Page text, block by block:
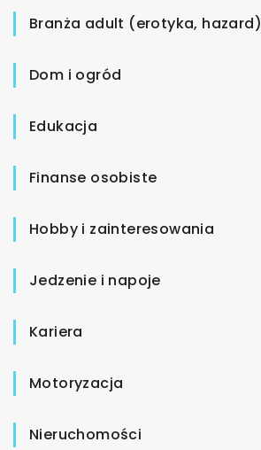
Branża adult (erotyka, hazard)
Dom i ogród
Edukacja
Finanse osobiste
Hobby i zainteresowania
Jedzenie i napoje
Kariera
Motoryzacja
Nieruchomości